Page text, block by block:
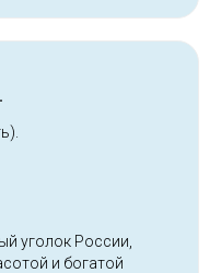
уголок России,
и богатой